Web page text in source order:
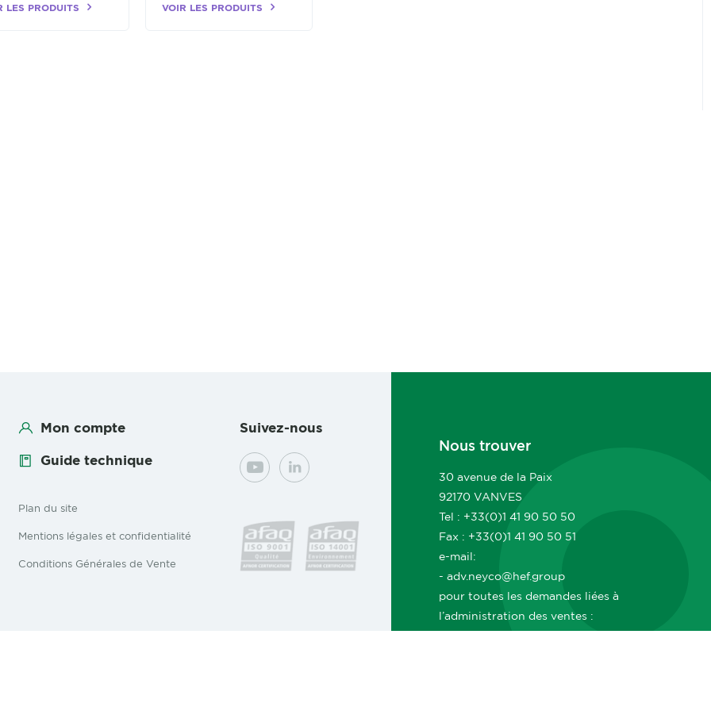
LES PRODUITS VOIR LES PRODUITS
Mon compte
Guide technique
Suivez-nous
YouTubeLinkedIn
Plan du site
Mentions légales et confidentialité
Conditions Générales de Vente
Nous trouver
30 avenue de la Paix
92170 VANVES
Tel : +33(0)1 41 90 50 50
Fax : +33(0)1 41 90 50 51
e-mail:
- adv.neyco@hef.group
pour toutes les demandes liées à
l’administration des ventes :
commandes, suivi, livraisons, délais,